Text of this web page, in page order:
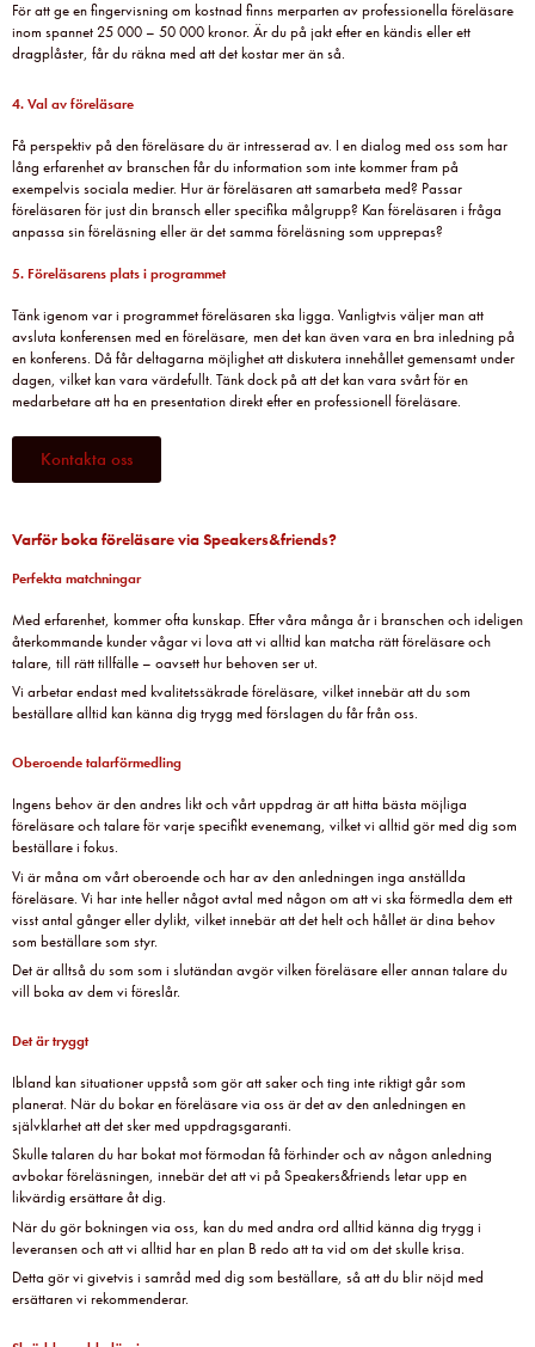
För att ge en fingervisning om kostnad finns merparten av professionella föreläsare
inom spannet 25 000 – 50 000 kronor. Är du på jakt efter en kändis eller ett
dragplåster, får du räkna med att det kostar mer än så.
4. Val av föreläsare
Få perspektiv på den föreläsare du är intresserad av. I en dialog med oss som har
lång erfarenhet av branschen får du information som inte kommer fram på
exempelvis sociala medier. Hur är föreläsaren att samarbeta med? Passar
föreläsaren för just din bransch eller specifika målgrupp? Kan föreläsaren i fråga
anpassa sin föreläsning eller är det samma föreläsning som upprepas?
5. Föreläsarens plats i programmet
Tänk igenom var i programmet föreläsaren ska ligga. Vanligtvis väljer man att
avsluta konferensen med en föreläsare, men det kan även vara en bra inledning på
en konferens. Då får deltagarna möjlighet att diskutera innehållet gemensamt under
dagen, vilket kan vara värdefullt. Tänk dock på att det kan vara svårt för en
medarbetare att ha en presentation direkt efter en professionell föreläsare.
Kontakta oss
Varför boka föreläsare via Speakers&friends?
Perfekta matchningar
Med erfarenhet, kommer ofta kunskap. Efter våra många år i branschen och ideligen
återkommande kunder vågar vi lova att vi alltid kan matcha rätt föreläsare och
talare, till rätt tillfälle – oavsett hur behoven ser ut.
Vi arbetar endast med kvalitetssäkrade föreläsare, vilket innebär att du som
beställare alltid kan känna dig trygg med förslagen du får från oss.
Oberoende talarförmedling
Ingens behov är den andres likt och vårt uppdrag är att hitta bästa möjliga
föreläsare och talare för varje specifikt evenemang, vilket vi alltid gör med dig som
beställare i fokus.
Vi är måna om vårt oberoende och har av den anledningen inga anställda
föreläsare. Vi har inte heller något avtal med någon om att vi ska förmedla dem ett
visst antal gånger eller dylikt, vilket innebär att det helt och hållet är dina behov
som beställare som styr.
Det är alltså du som som i slutändan avgör vilken föreläsare eller annan talare du
vill boka av dem vi föreslår.
Det är tryggt
Ibland kan situationer uppstå som gör att saker och ting inte riktigt går som
planerat. När du bokar en föreläsare via oss är det av den anledningen en
självklarhet att det sker med uppdragsgaranti.
Skulle talaren du har bokat mot förmodan få förhinder och av någon anledning
avbokar föreläsningen, innebär det att vi på Speakers&friends letar upp en
likvärdig ersättare åt dig.
När du gör bokningen via oss, kan du med andra ord alltid känna dig trygg i
leveransen och att vi alltid har en plan B redo att ta vid om det skulle krisa.
Detta gör vi givetvis i samråd med dig som beställare, så att du blir nöjd med
ersättaren vi rekommenderar.